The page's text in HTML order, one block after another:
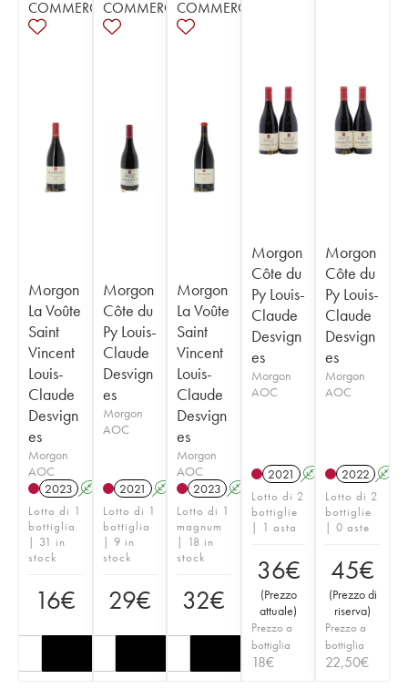
COMMERCE
Morgon
La Voûte
Saint
Vincent
Louis-
Claude
Desvign
es
Morgon
AOC
2023 A
Lotto di 1
bottiglia
| 31 in
stock
16€
COMMERCE
Morgon
Côte du
Py Louis-
Claude
Desvign
es
Morgon
AOC
2021 A
Lotto di 1
bottiglia
| 9 in
stock
29€
COMMERCE
Morgon
La Voûte
Saint
Vincent
Louis-
Claude
Desvign
es
Morgon
AOC
2023 A
Lotto di 1
magnum
| 18 in
stock
32€
Morgon
Côte du
Py Louis-
Claude
Desvign
es
Morgon
AOC
2021 A
Lotto di 2
bottiglie
| 1 asta
36€
(Prezzo
attuale)
Prezzo a
bottiglia
18€
Morgon
Côte du
Py Louis-
Claude
Desvign
es
Morgon
AOC
2022 A
Lotto di 2
bottiglie
| 0 aste
45€
(Prezzo di
riserva)
Prezzo a
bottiglia
22,50€